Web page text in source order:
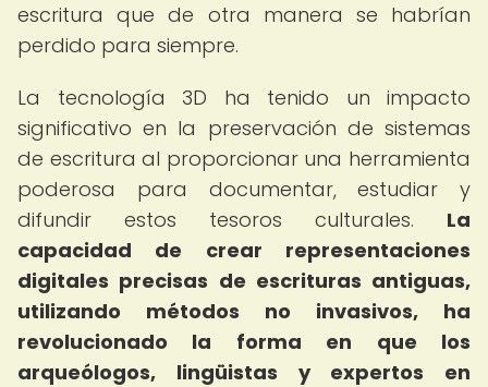
escritura que de otra manera se habrían
perdido para siempre.
La tecnología 3D ha tenido un impacto
significativo en la preservación de sistemas
de escritura al proporcionar una herramienta
poderosa para documentar, estudiar y
difundir estos tesoros culturales. La
capacidad de crear representaciones
digitales precisas de escrituras antiguas,
utilizando métodos no invasivos, ha
revolucionado la forma en que los
arqueólogos, lingüistas y expertos en